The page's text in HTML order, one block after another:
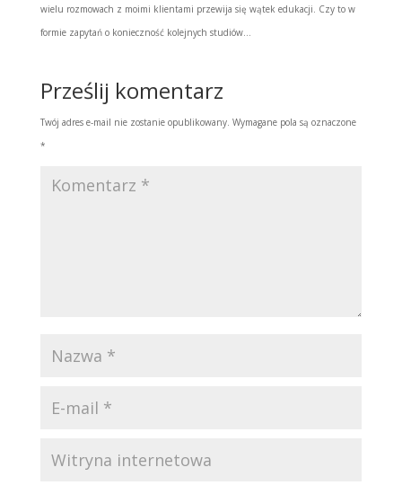
wielu rozmowach z moimi klientami przewija się wątek edukacji. Czy to w
formie zapytań o konieczność kolejnych studiów…
Prześlij komentarz
Twój adres e-mail nie zostanie opublikowany. Wymagane pola są oznaczone
*